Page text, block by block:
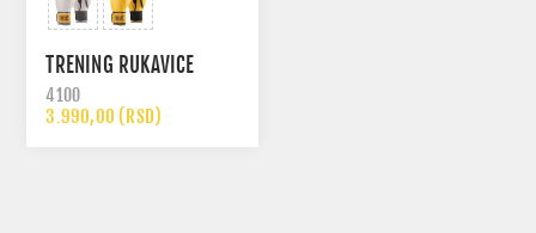
TRENING RUKAVICE
4100
3.990,00 (RSD)